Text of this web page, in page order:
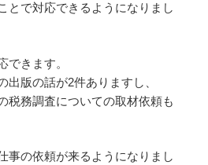
とで対応できるようになりまし
できます。
出版の話が2件ありますし、
税務調査についての取材依頼も
事の依頼が来るようになりまし